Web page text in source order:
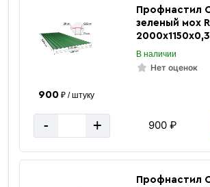
Профнастил
зеленый мох
В наличии
Нет оценок
900₽ / штуку
- + 900 ₽
Профнастил
Количество штук в 1 тонне
Вес одной штуки (6 м) кг